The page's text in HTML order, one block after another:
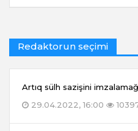
Redaktorun seçimi
Artıq sülh sazişini
29.04.2022, 16:00